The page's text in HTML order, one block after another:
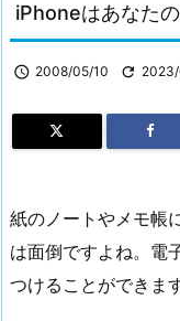
iPhoneはあなた
 2008/05/10 
紙のノートやメモ帳
は面倒ですよね。電
つけることができます